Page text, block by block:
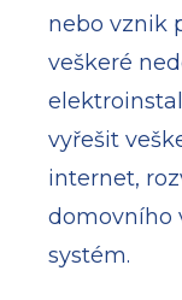
nebo vznik
veškeré
vyřešit
internet,
domovního
systém.